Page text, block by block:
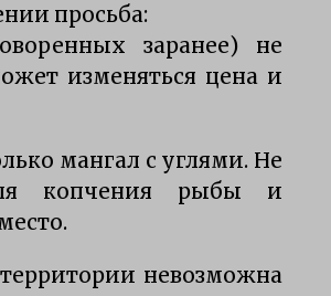
просьба:
заранее) не
изменяться цена и
мангал с углями. Не
копчения рыбы и
невозможна